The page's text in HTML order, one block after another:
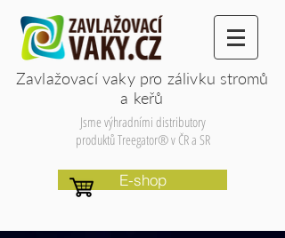
Zavlažovací vaky pro zálivku stromů
a keřů
Jsme výhradními distributory
produktů Treegator® v ČR a SR
E-shop